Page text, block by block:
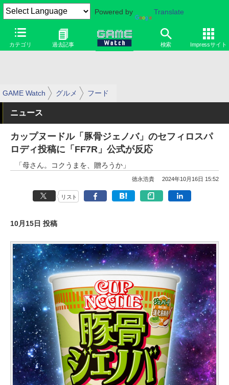
Powered by Translate
カテゴリ 過去記事 検索 Impressサイト
GAME Watch グルメ フード
ニュース
カップヌードル「豚骨ジェノバ」のセフィロスパ
ロディ投稿に「FF7R」公式が反応
「母さん。コクうまを、贈ろうか」
徳永浩貴 2024年10月16日 15:52
リスト
10月15日 投稿